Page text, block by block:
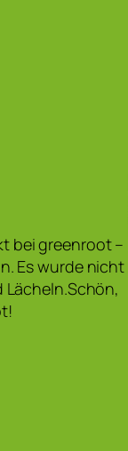
bei greenroot –
Es wurde nicht